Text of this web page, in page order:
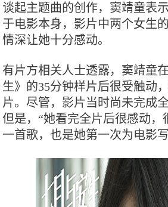
谈起主题曲的创作，窦靖童表
于电影本身，影片中两个女生
情深让她十分感动。
有片方相关人士透露，窦靖童
生》的35分钟样片后很受触动
片。尽管，影片当时尚未完成
但是，“她看完全片后很感动，
一首歌，也是她第一次为电影